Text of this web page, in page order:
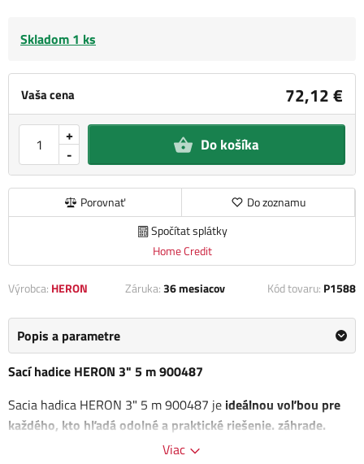
Vaša cena 72,12 €
-
+ Do košíka
Porovnať
Do zoznamu
Spočítat splátky
Home Credit
Skladom 1 ks
Výrobca: HERON Záruka:36 mesiacov Kód tovaru: P1588
Popis a parametre
Sací hadice HERON 3" 5 m 900487
Sacia hadica HERON 3" 5 m 900487 je ideálnou voľbou pre
každého, kto hľadá odolné a praktické riešenie. záhrade.
vyrobená z kvalitného mäkčeného PVC a vystužená
Viac